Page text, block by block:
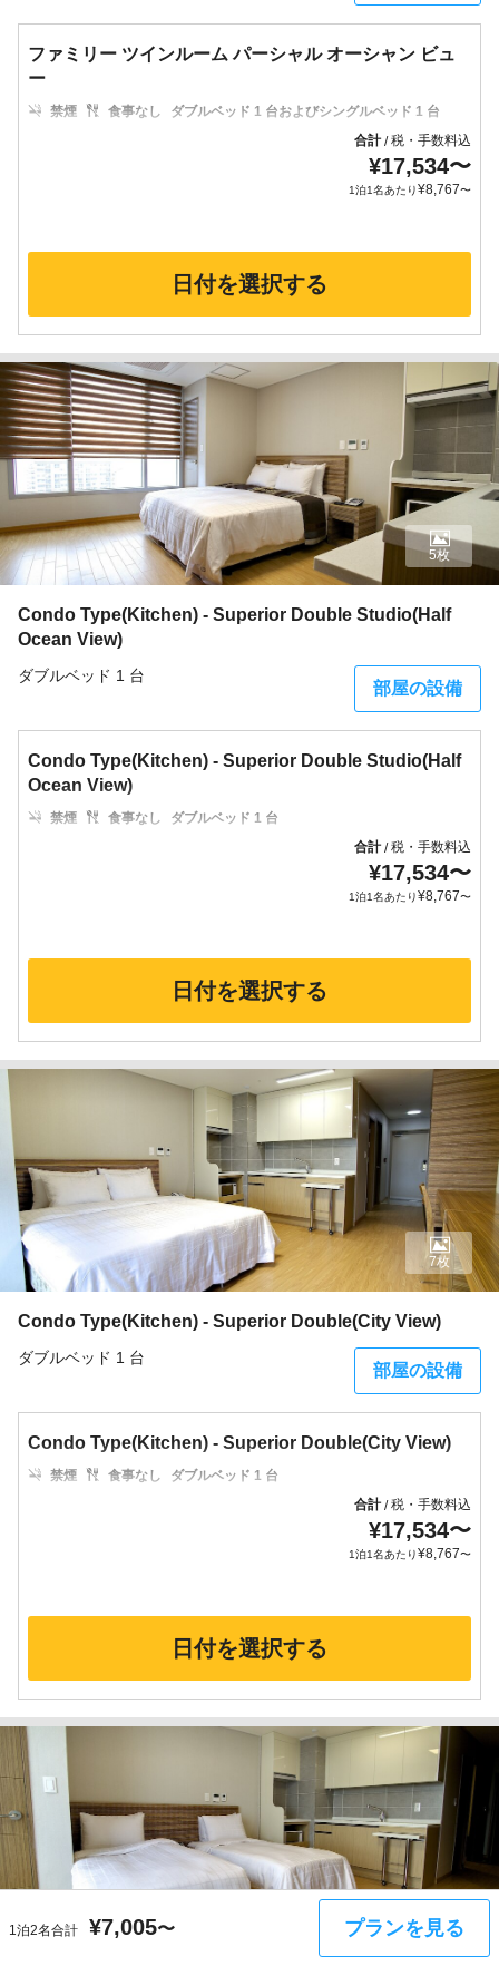
1泊2名合計 ¥7,005〜 プランを見る
ファミリー ツインルーム パーシャル オーシャン ビュ
ー
禁煙 食事なし
ダブルベッド 1 台およびシングルベッド 1 台
合計/税・手数料込
¥17,534〜
1泊1名あたり¥8,767〜
日付を選択する
Condo Type(Kitchen) - Superior Double Studio(Half
Ocean View)
ダブルベッド 1 台
部屋の設備
5枚
Condo Type(Kitchen) - Superior Double Studio(Half
Ocean View)
禁煙 食事なし
ダブルベッド 1 台
合計/税・手数料込
¥17,534〜
1泊1名あたり¥8,767〜
日付を選択する
Condo Type(Kitchen) - Superior Double(City View)
ダブルベッド 1 台
部屋の設備
7枚
Condo Type(Kitchen) - Superior Double(City View)
禁煙 食事なし
ダブルベッド 1 台
合計/税・手数料込
¥17,534〜
1泊1名あたり¥8,767〜
日付を選択する
5枚